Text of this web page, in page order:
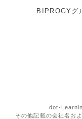
BIPROGYグ
dot-
その他記載の会社名お